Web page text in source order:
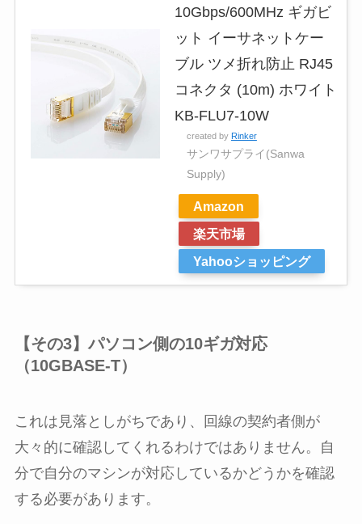
10Gbps/600MHz ギガビ
ット イーサネットケー
ブル ツメ折れ防止 RJ45
コネクタ (10m) ホワイト
KB-FLU7-10W
created by Rinker
サンワサプライ(Sanwa
Supply)
Amazon
楽天市場
Yahooショッピング
【その3】パソコン側の10ギガ対応
（10GBASE-T）
これは見落としがちであり、回線の契約者側が
大々的に確認してくれるわけではありません。自
分で自分のマシンが対応しているかどうかを確認
する必要があります。